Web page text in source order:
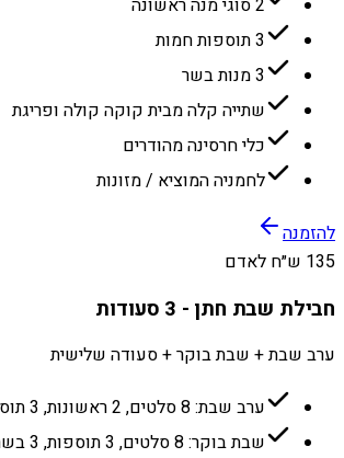
2 סוגי מנה ראשונה
3 תוספות חמות
3 מנות בשר
שתייה קלה מבית קוקה קולה ופריגת
כלי חרסינה מהודרים
לחמניה המוציא / מזונות
להזמנה
135 ש״ח לאדם
חבילת שבת חתן - 3 סעודות
ערב שבת + שבת בוקר + סעודה שלישית
ערב שבת: 8 סלטים, 2 ראשונות, 3 תוספות, 3 בשרים
שבת בוקר: 8 סלטים, 3 תוספות, 3 בשרים